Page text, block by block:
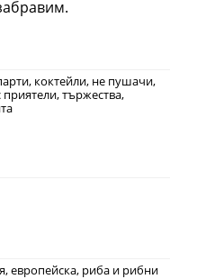
коктейли, не пушачи,
тържества,
европейска, риба и рибни